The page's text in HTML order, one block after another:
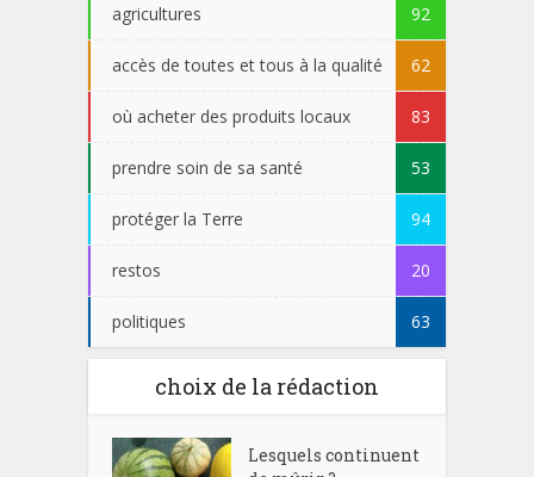
agricultures 92
accès de toutes et tous à la qualité 62
où acheter des produits locaux 83
prendre soin de sa santé 53
protéger la Terre 94
restos 20
politiques 63
choix de la rédaction
Lesquels continuent